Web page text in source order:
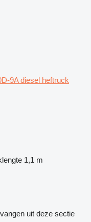
9A diesel heftruck
1,1 m
uit deze sectie